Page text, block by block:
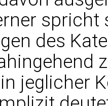
des
jeglicher